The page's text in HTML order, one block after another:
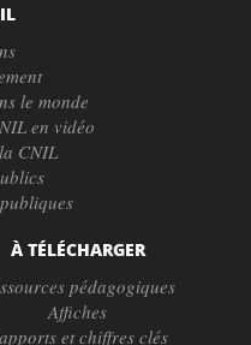
le monde
en vidéo
CNIL
À TÉLÉCHARGER
pédagogiques
Affiches
et chiffres clés